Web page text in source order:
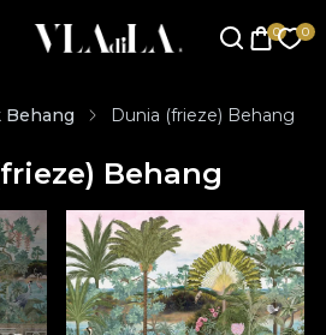
Behang Dunia (frieze) Behang
Behang